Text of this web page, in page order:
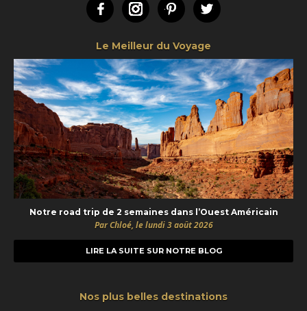
FacebookInstagramPinterestTwitter
Le Meilleur du Voyage
Notre road trip de 2 semaines dans l’Ouest Américain
Par Chloé, le lundi 3 août 2026
LIRE LA SUITE SUR NOTRE BLOG
Nos plus belles destinations